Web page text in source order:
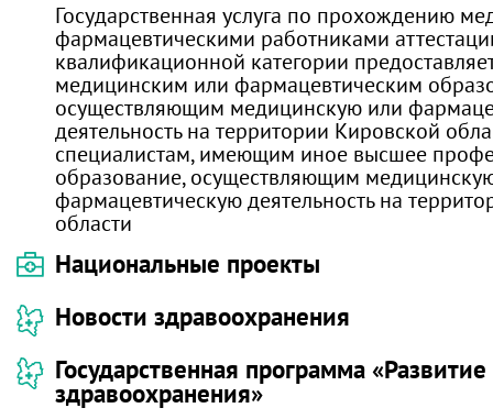
Государственная услуга по прохождению
фармацевтическими работниками
квалификационной категории
медицинским или фармацевтическим
осуществляющим медицинскую или
деятельность на территории Кировской
специалистам, имеющим иное высшее
образование, осуществляющим
фармацевтическую деятельность на
области
Национальные проекты
Новости здравоохранения
Государственная программа «Развитие
здравоохранения»